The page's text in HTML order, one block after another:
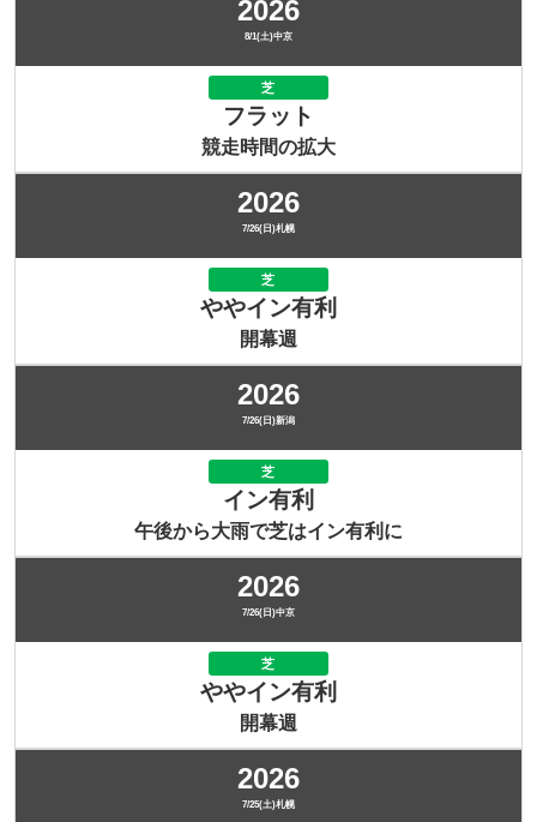
2026
8/1(土)中京
芝
フラット
競走時間の拡大
2026
7/26(日)札幌
芝
ややイン有利
開幕週
2026
7/26(日)新潟
芝
イン有利
午後から大雨で芝はイン有利に
2026
7/26(日)中京
芝
ややイン有利
開幕週
2026
7/25(土)札幌